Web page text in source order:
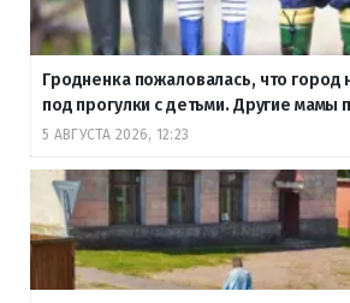
Гродненка пожаловалась, что город
под прогулки с детьми. Другие мамы
5 АВГУСТА 2026, 12:23